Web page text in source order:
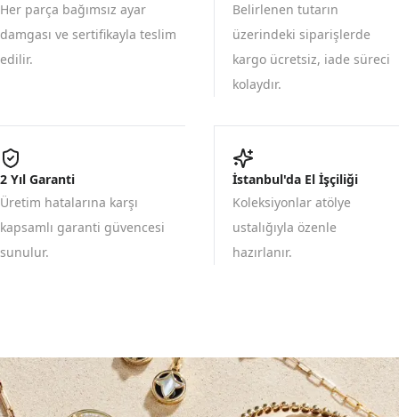
Her parça bağımsız ayar
damgası ve sertifikayla teslim
edilir.
Belirlenen tutarın
üzerindeki siparişlerde
kargo ücretsiz, iade süreci
kolaydır.
2 Yıl Garanti
Üretim hatalarına karşı
kapsamlı garanti güvencesi
sunulur.
İstanbul'da El İşçiliği
Koleksiyonlar atölye
ustalığıyla özenle
hazırlanır.